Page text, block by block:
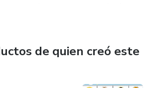
digitales, quiero inspirarte a dar
tu creatividad y comenzar tu
con confianza 🚀
de quien creó este